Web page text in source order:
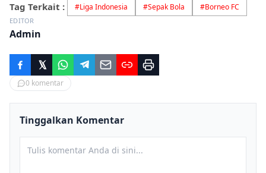
Tag Terkait : #Liga Indonesia #Sepak Bola #Borneo FC
EDITOR
Admin
0 komentar
Tinggalkan Komentar